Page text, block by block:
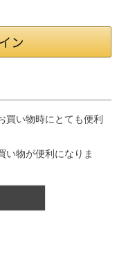
買い物時にとても便利
い物が便利になりま